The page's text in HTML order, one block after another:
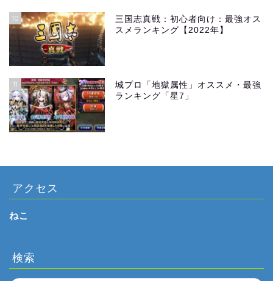
10
三国志真戦：初心者向け：最強オス
スメランキング【2022年】
11
城プロ「地獄属性」オススメ・最強
ランキング「星7」
アクセス
ねこ
検索